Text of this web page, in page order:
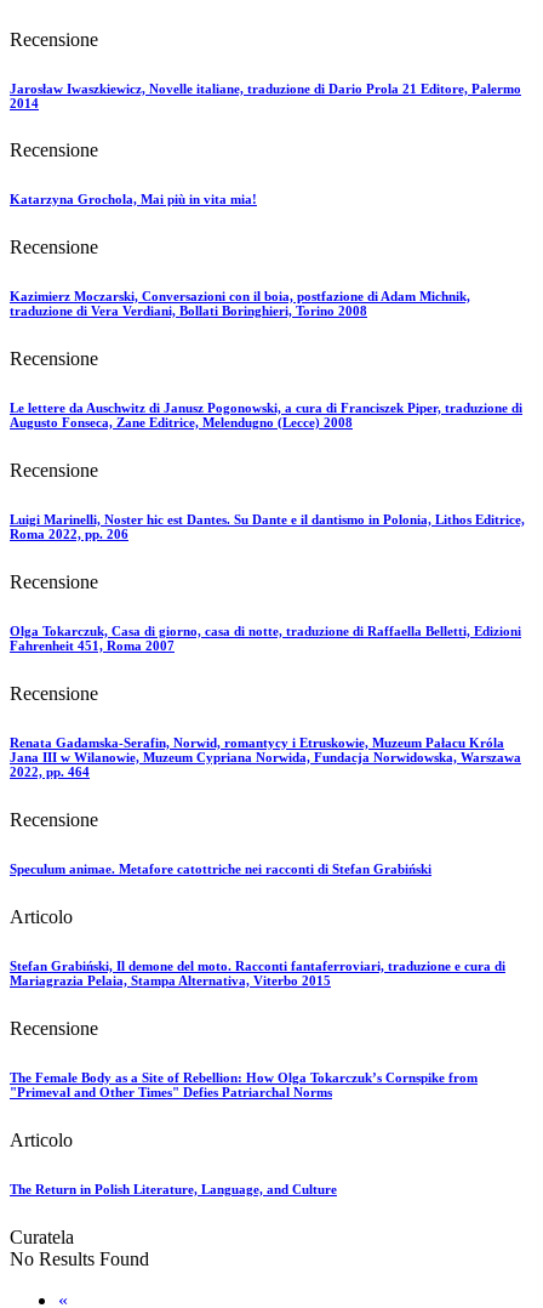
Recensione
Jarosław Iwaszkiewicz, Novelle italiane, traduzione di Dario Prola 21 Editore, Palermo
2014
Recensione
Katarzyna Grochola, Mai più in vita mia!
Recensione
Kazimierz Moczarski, Conversazioni con il boia, postfazione di Adam Michnik,
traduzione di Vera Verdiani, Bollati Boringhieri, Torino 2008
Recensione
Le lettere da Auschwitz di Janusz Pogonowski, a cura di Franciszek Piper, traduzione di
Augusto Fonseca, Zane Editrice, Melendugno (Lecce) 2008
Recensione
Luigi Marinelli, Noster hic est Dantes. Su Dante e il dantismo in Polonia, Lithos Editrice,
Roma 2022, pp. 206
Recensione
Olga Tokarczuk, Casa di giorno, casa di notte, traduzione di Raffaella Belletti, Edizioni
Fahrenheit 451, Roma 2007
Recensione
Renata Gadamska-Serafin, Norwid, romantycy i Etruskowie, Muzeum Pałacu Króla
Jana III w Wilanowie, Muzeum Cypriana Norwida, Fundacja Norwidowska, Warszawa
2022, pp. 464
Recensione
Speculum animae. Metafore catottriche nei racconti di Stefan Grabiński
Articolo
Stefan Grabiński, Il demone del moto. Racconti fantaferroviari, traduzione e cura di
Mariagrazia Pelaia, Stampa Alternativa, Viterbo 2015
Recensione
The Female Body as a Site of Rebellion: How Olga Tokarczuk’s Cornspike from
"Primeval and Other Times" Defies Patriarchal Norms
Articolo
The Return in Polish Literature, Language, and Culture
Curatela
No Results Found
«